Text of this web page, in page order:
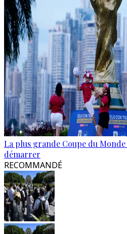
La plus grande Coupe du
démarrer
RECOMMANDÉ